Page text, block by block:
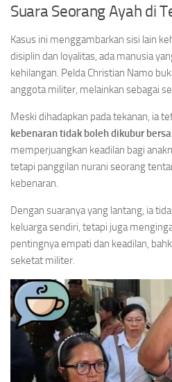
Suara Seorang Ayah di
Kasus ini menggambarkan sisi lain
disiplin dan loyalitas, ada manusia
kehilangan. Pelda Christian Namo
anggota militer, melainkan sebagai
Meski dihadapkan pada tekanan, ia
kebenaran tidak boleh dikubur
memperjuangkan keadilan bagi
tetapi panggilan nurani seorang
kebenaran.
Dengan suaranya yang lantang, ia
keluarga sendiri, tetapi juga
pentingnya empati dan keadilan,
seketat militer.